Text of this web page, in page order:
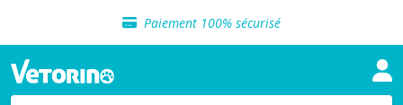
Paiement 100% sécurisé
Livraison gratuite en clinique vétérinaire
Sélection de croquettes vétérinaire